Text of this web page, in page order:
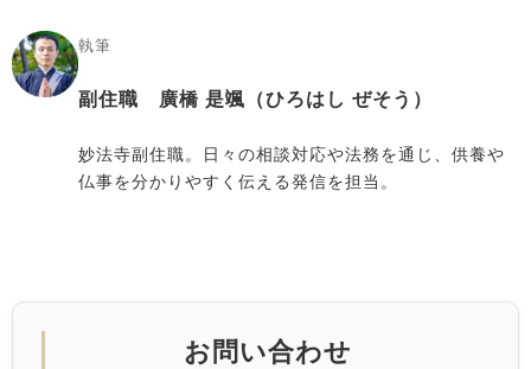
執筆
副住職 廣橋 是颯（ひろはし ぜそう）
妙法寺副住職。日々の相談対応や法務を通じ、供養や
仏事を分かりやすく伝える発信を担当。
お問い合わせ